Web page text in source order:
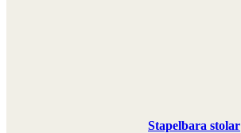
Stapelbara stolar